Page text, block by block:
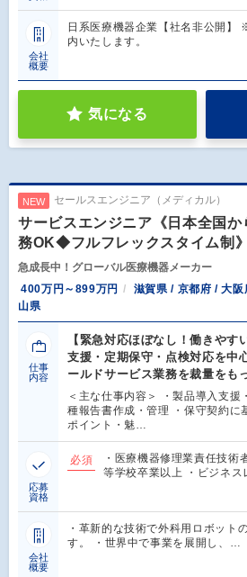
会社
概要
日系医療機器企業【社名非公開】
内いたします。
気になる
NEW セールスエンジニア（メディカル）
サービスエンジニア《日本全国
務OK◆フルフレックスタイム制》
急成長中！グローバル医療機器メーカー
400万円～899万円
滋賀県 / 京都府 / 大
山県
仕事
内容
【緊急対応ほぼなし！働きや
支援・定期保守・点検対応を中
ールドサービス業務を裁量をも
＜主な仕事内容＞ ・製品導入支援
種報告書作成・管理 ・保守契約に
ポイント・魅…
応募
資格
必須
・医療機器修理業責任技
等学校卒業以上 ・ビジネ
会社
概要
・革新的な技術で外科用ロボット
す。 ・世界中で事業を展開し、…